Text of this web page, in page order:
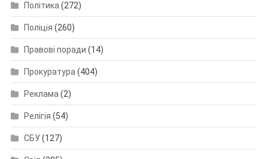
Політика(272)
Поліція (260)
Правові поради (14)
Прокуратура(404)
Реклама(2)
Релігія (54)
СБУ(127)